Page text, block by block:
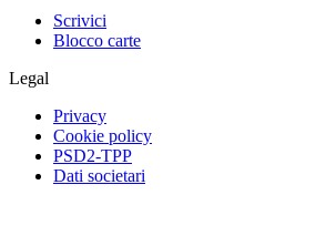
Scrivici
Blocco carte
Legal
Privacy
Cookie policy
PSD2-TPP
Dati societari